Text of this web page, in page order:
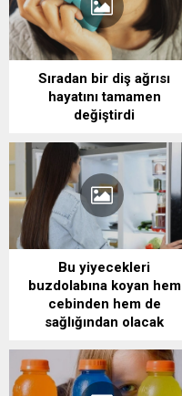
Sıradan bir diş ağrısı
hayatını tamamen
değiştirdi
Bu yiyecekleri
buzdolabına koyan hem
cebinden hem de
sağlığından olacak